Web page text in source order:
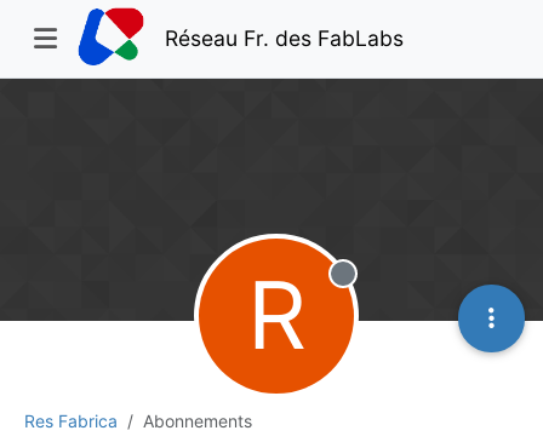
Réseau Fr. des FabLabs
Res Fabrica Abonnements
R Hors-ligne